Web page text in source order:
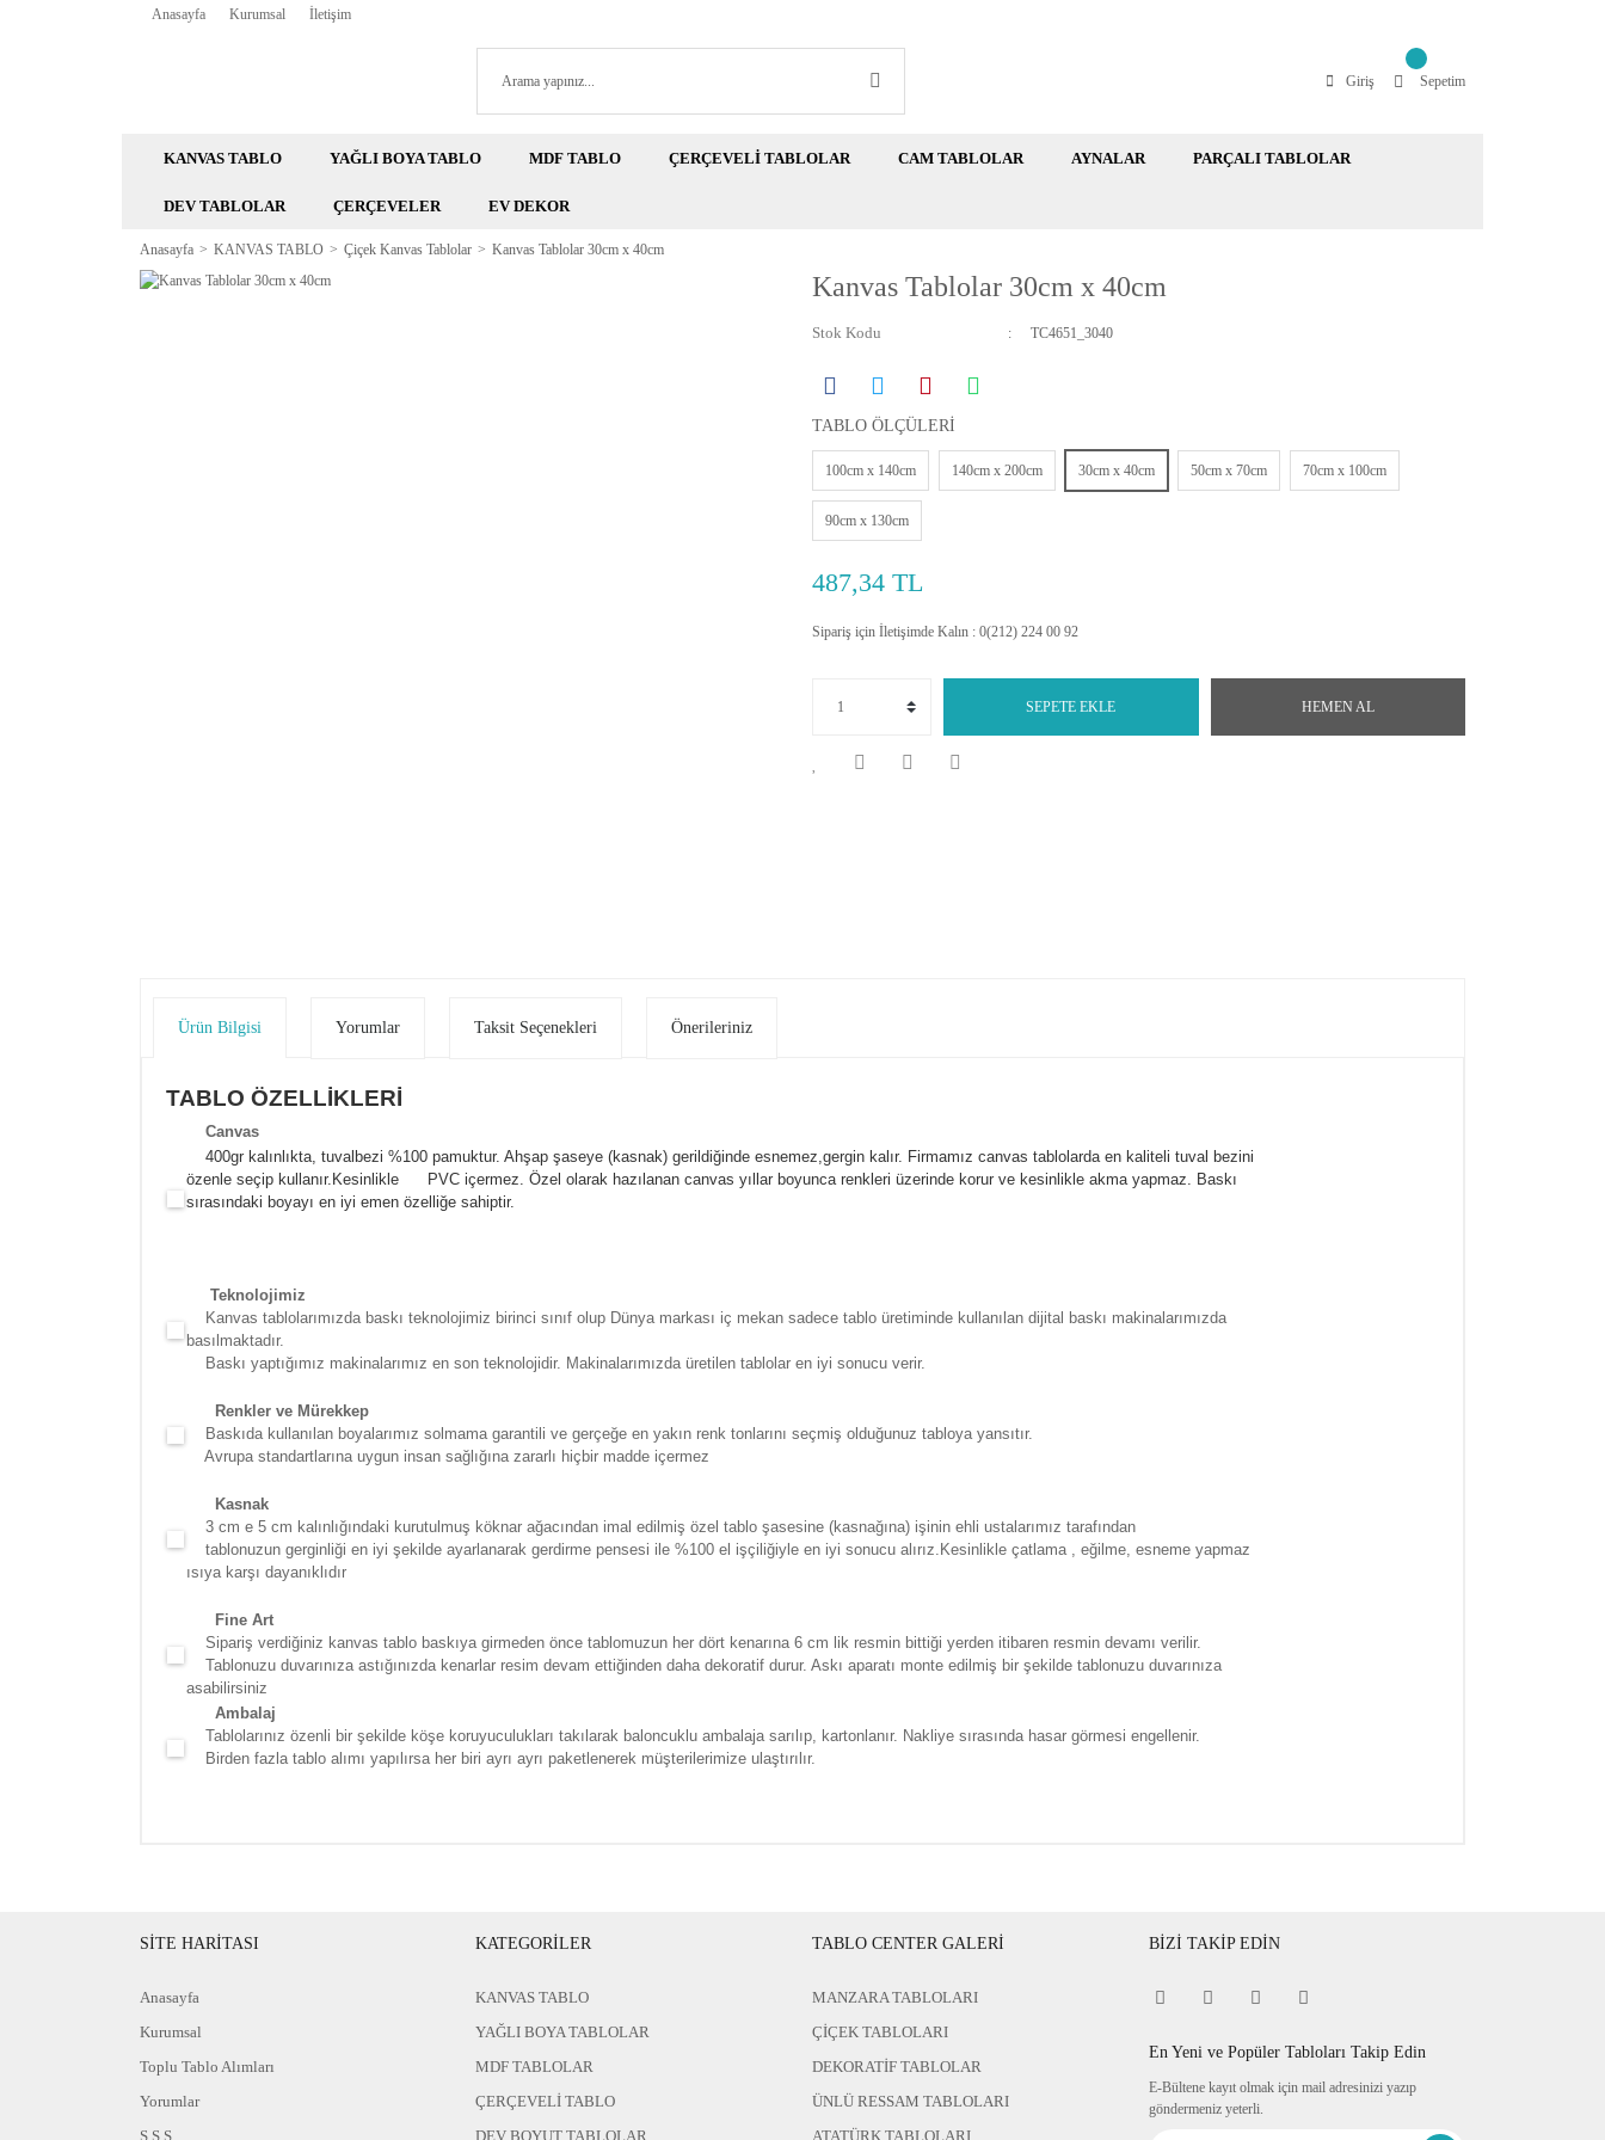
Anasayfa Kurumsal İletişim
Giriş Sepetim
KANVAS TABLO YAĞLI BOYA TABLO MDF TABLO ÇERÇEVELİ TABLOLAR CAM TABLOLAR AYNALAR PARÇALI TABLOLAR
DEV TABLOLAR ÇERÇEVELER EV DEKOR
Anasayfa KANVAS TABLO Çiçek Kanvas Tablolar Kanvas Tablolar 30cm x 40cm
Kanvas Tablolar 30cm x 40cm
Stok Kodu TC4651_3040
TABLO ÖLÇÜLERİ
100cm x 140cm 140cm x 200cm 30cm x 40cm 50cm x 70cm 70cm x 100cm
90cm x 130cm
487,34 TL
Sipariş için İletişimde Kalın : 0(212) 224 00 92
SEPETE EKLE HEMEN AL
Ürün Bilgisi Yorumlar Taksit Seçenekleri Önerileriniz
TABLO ÖZELLİKLERİ
Canvas
400gr kalınlıkta, tuvalbezi %100 pamuktur. Ahşap şaseye (kasnak) gerildiğinde esnemez,gergin kalır. Firmamız canvas tablolarda en kaliteli tuval bezini
özenle seçip kullanır. Kesinlikle PVC içermez. Özel olarak hazılanan canvas yıllar boyunca renkleri üzerinde korur ve kesinlikle akma yapmaz. Baskı
sırasındaki boyayı en iyi emen özelliğe sahiptir.
Teknolojimiz
Kanvas tablolarımızda baskı teknolojimiz birinci sınıf olup Dünya markası iç mekan sadece tablo üretiminde kullanılan dijital baskı makinalarımızda
basılmaktadır.
Baskı yaptığımız makinalarımız en son teknolojidir. Makinalarımızda üretilen tablolar en iyi sonucu verir.
Renkler ve Mürekkep
Baskıda kullanılan boyalarımız solmama garantili ve gerçeğe en yakın renk tonlarını seçmiş olduğunuz tabloya yansıtır.
Avrupa standartlarına uygun insan sağlığına zararlı hiçbir madde içermez
Kasnak
3 cm e 5 cm kalınlığındaki kurutulmuş köknar ağacından imal edilmiş özel tablo şasesine (kasnağına) işinin ehli ustalarımız tarafından
tablonuzun gerginliği en iyi şekilde ayarlanarak gerdirme pensesi ile %100 el işçiliğiyle en iyi sonucu alırız.Kesinlikle çatlama , eğilme, esneme yapmaz
ısıya karşı dayanıklıdır
Fine Art
Sipariş verdiğiniz kanvas tablo baskıya girmeden önce tablomuzun her dört kenarına 6 cm lik resmin bittiği yerden itibaren resmin devamı verilir.
Tablonuzu duvarınıza astığınızda kenarlar resim devam ettiğinden daha dekoratif durur. Askı aparatı monte edilmiş bir şekilde tablonuzu duvarınıza
asabilirsiniz
Ambalaj
Tablolarınız özenli bir şekilde köşe koruyuculukları takılarak baloncuklu ambalaja sarılıp, kartonlanır. Nakliye sırasında hasar görmesi engellenir.
Birden fazla tablo alımı yapılırsa her biri ayrı ayrı paketlenerek müşterilerimize ulaştırılır.
SİTE HARİTASI
Anasayfa
Kurumsal
Toplu Tablo Alımları
Yorumlar
S.S.S
KATEGORİLER
KANVAS TABLO
YAĞLI BOYA TABLOLAR
MDF TABLOLAR
ÇERÇEVELİ TABLO
DEV BOYUT TABLOLAR
TABLO CENTER GALERİ
MANZARA TABLOLARI
ÇİÇEK TABLOLARI
DEKORATİF TABLOLAR
ÜNLÜ RESSAM TABLOLARI
ATATÜRK TABLOLARI
BİZİ TAKİP EDİN
En Yeni ve Popüler Tabloları Takip Edin
E-Bültene kayıt olmak için mail adresinizi yazıp
göndermeniz yeterli.